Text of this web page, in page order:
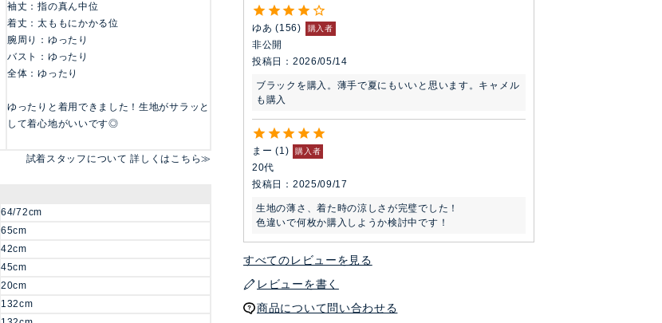
ゆあ 156 購入者
非公開
投稿日
2026/05/14
ブラックを購入。薄手で夏にもいいと思います。キャメル
まー 1 購入者
20代
投稿日
2025/09/17
生地の薄さ、着た時の涼しさが完璧でした！
色違いで何枚か購入しようか検討中です！
すべてのレビューを見る
レビューを書く
商品について問い合わせる
袖丈：指の真ん中位
着丈：太ももにかかる位
腕周り：ゆったり
バスト：ゆったり
全体：ゆったり
ゆったりと着用できました！生地がサラッと
して着心地がいいです◎
試着スタッフについて 詳しくはこちら≫
64/72cm
65cm
42cm
45cm
20cm
132cm